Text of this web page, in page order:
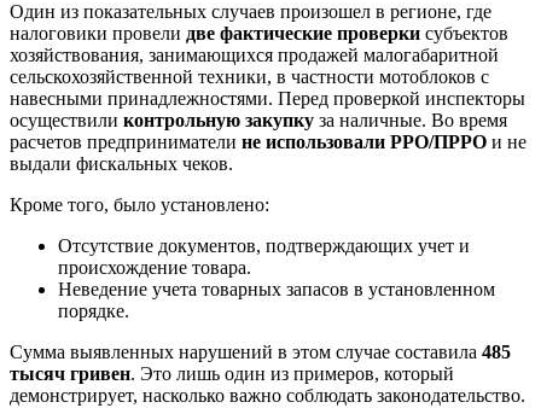
Один из показательных случаев произошел в регионе, где
налоговики провели две фактические проверки субъектов
хозяйствования, занимающихся продажей малогабаритной
сельскохозяйственной техники, в частности мотоблоков с
навесными принадлежностями. Перед проверкой инспекторы
осуществили контрольную закупку за наличные. Во время
расчетов предприниматели не использовали РРО/ПРРО и не
выдали фискальных чеков.
Кроме того, было установлено:
Отсутствие документов, подтверждающих учет и
происхождение товара.
Неведение учета товарных запасов в установленном
порядке.
Сумма выявленных нарушений в этом случае составила 485
тысяч гривен. Это лишь один из примеров, который
демонстрирует, насколько важно соблюдать законодательство.